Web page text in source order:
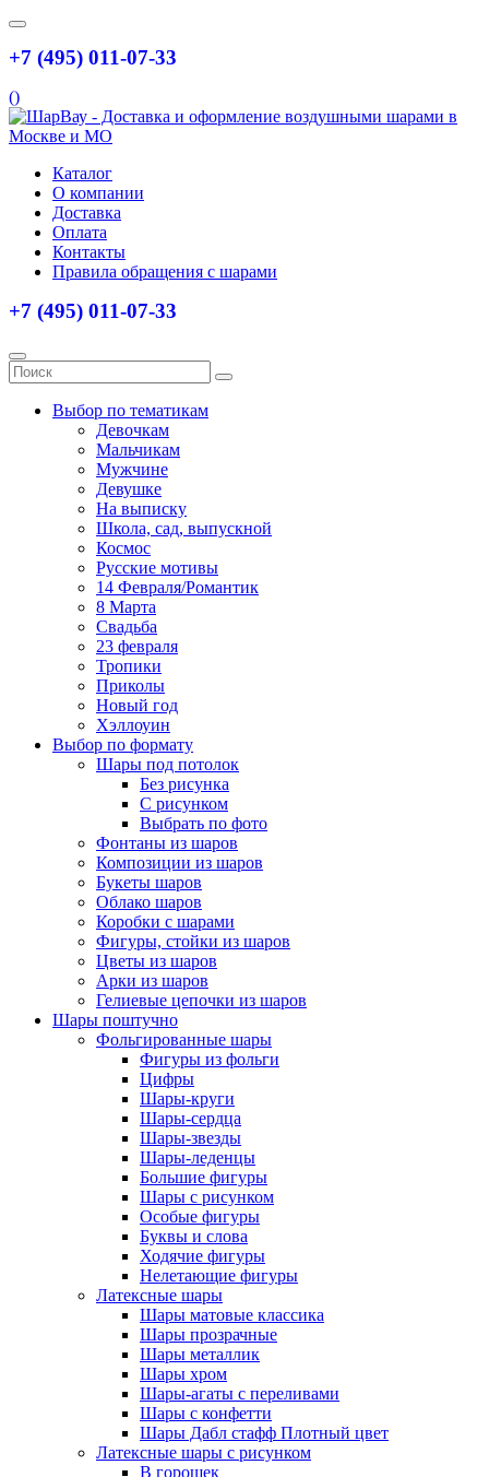
+7 (495) 011-07-33
()
Каталог
О компании
Доставка
Оплата
Контакты
Правила обращения с шарами
+7 (495) 011-07-33
Выбор по тематикам
Девочкам
Мальчикам
Мужчине
Девушке
На выписку
Школа, сад, выпускной
Космос
Русские мотивы
14 Февраля/Романтик
8 Марта
Свадьба
23 февраля
Тропики
Приколы
Новый год
Хэллоуин
Выбор по формату
Шары под потолок
Без рисунка
С рисунком
Выбрать по фото
Фонтаны из шаров
Композиции из шаров
Букеты шаров
Облако шаров
Коробки с шарами
Фигуры, стойки из шаров
Цветы из шаров
Арки из шаров
Гелиевые цепочки из шаров
Шары поштучно
Фольгированные шары
Фигуры из фольги
Цифры
Шары-круги
Шары-сердца
Шары-звезды
Шары-леденцы
Большие фигуры
Шары с рисунком
Особые фигуры
Буквы и слова
Ходячие фигуры
Нелетающие фигуры
Латексные шары
Шары матовые классика
Шары прозрачные
Шары металлик
Шары хром
Шары-агаты с переливами
Шары с конфетти
Шары Дабл стафф Плотный цвет
Латексные шары с рисунком
В горошек